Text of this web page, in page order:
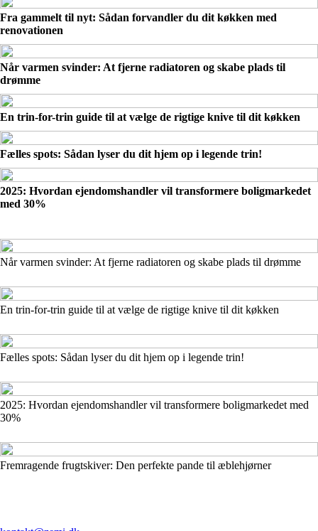
Fra gammelt til nyt: Sådan forvandler du dit køkken med
renovationen
Når varmen svinder: At fjerne radiatoren og skabe plads til
drømme
En trin-for-trin guide til at vælge de rigtige knive til dit køkken
Fælles spots: Sådan lyser du dit hjem op i legende trin!
2025: Hvordan ejendomshandler vil transformere boligmarkedet
med 30%
Når varmen svinder: At fjerne radiatoren og skabe plads til drømme
En trin-for-trin guide til at vælge de rigtige knive til dit køkken
Fælles spots: Sådan lyser du dit hjem op i legende trin!
2025: Hvordan ejendomshandler vil transformere boligmarkedet med
30%
Fremragende frugtskiver: Den perfekte pande til æblehjørner